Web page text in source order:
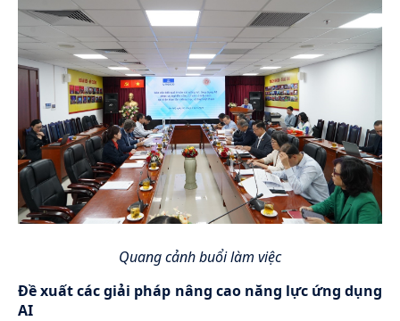
Quang cảnh buổi làm việc
Đề xuất các giải pháp nâng cao năng lực ứng dụng
AI